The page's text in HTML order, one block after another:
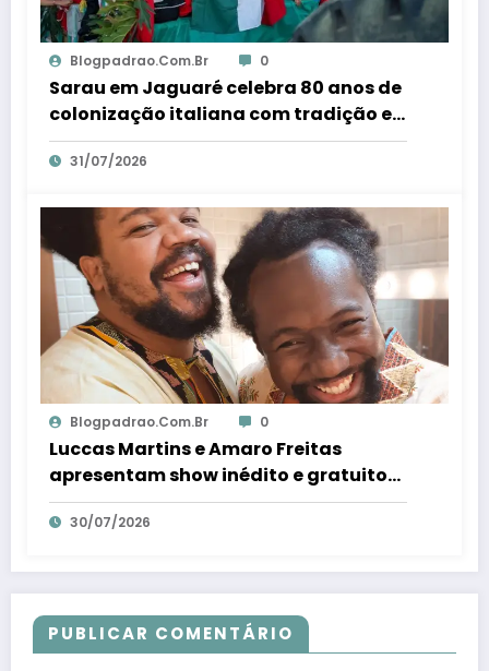
Blogpadrao.com.br 0
Sarau em Jaguaré celebra 80 anos de
colonização italiana com tradição e
trambolhão da polenta – Em Dia ES
31/07/2026
Blogpadrao.com.br 0
Luccas Martins e Amaro Freitas
apresentam show inédito e gratuito
em Conceição da Barra – Em Dia ES
30/07/2026
PUBLICAR COMENTÁRIO